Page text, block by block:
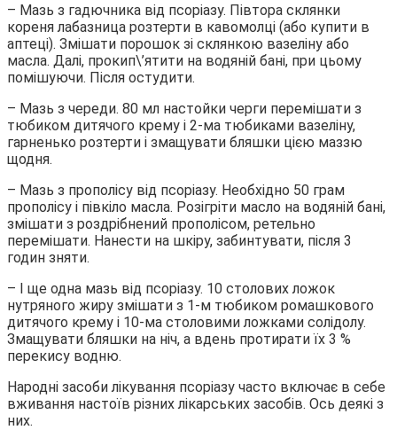
– Мазь з гадючника від псоріазу. Півтора склянки
кореня лабазница розтерти в кавомолці (або купити в
аптеці). Змішати порошок зі склянкою вазеліну або
масла. Далі, прокип\’ятити на водяній бані, при цьому
помішуючи. Після остудити.
– Мазь з череди. 80 мл настойки черги перемішати з
тюбиком дитячого крему і 2-ма тюбиками вазеліну,
гарненько розтерти і змащувати бляшки цією маззю
щодня.
– Мазь з прополісу від псоріазу. Необхідно 50 грам
прополісу і півкіло масла. Розігріти масло на водяній бані,
змішати з роздрібнений прополісом, ретельно
перемішати. Нанести на шкіру, забинтувати, після 3
годин зняти.
– І ще одна мазь від псоріазу. 10 столових ложок
нутряного жиру змішати з 1-м тюбиком ромашкового
дитячого крему і 10-ма столовими ложками солідолу.
Змащувати бляшки на ніч, а вдень протирати їх 3 %
перекису водню.
Народні засоби лікування псоріазу часто включає в себе
вживання настоїв різних лікарських засобів. Ось деякі з
них.